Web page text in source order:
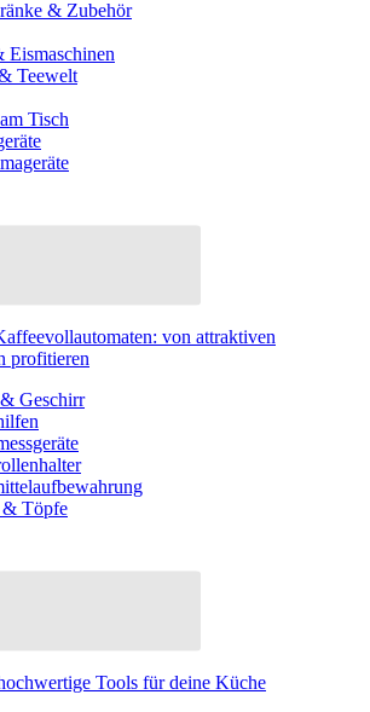
& Zubehör
Eismaschinen
Teewelt
Tisch
von attraktiven
profitieren
Geschirr
& Töpfe
Tools für deine Küche